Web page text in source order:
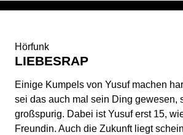
Hörfunk
LIEBESRAP
Einige Kumpels von Yusuf machen
sei das auch mal sein Ding gewesen,
großspurig. Dabei ist Yusuf erst 15,
Freundin. Auch die Zukunft liegt